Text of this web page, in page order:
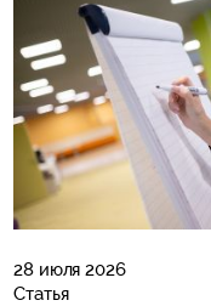
28 июля 2026
Статья